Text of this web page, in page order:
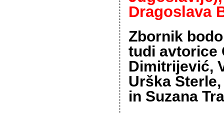
Dragoslava
Zbornik
tudi avtorice
Dimitrijević,
Urška
in Suzana